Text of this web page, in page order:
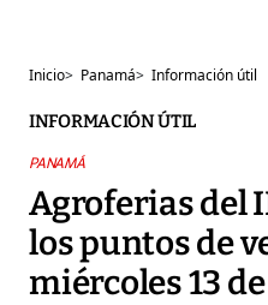
Inicio> Panamá> Información útil
INFORMACIÓN ÚTIL
PANAMÁ
Agroferias del
los puntos de
miércoles 13